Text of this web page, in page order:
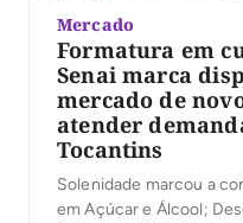
Mercado
Formatura em
Senai marca
mercado de
atender
Tocantins
Solenidade marcou a
em Açúcar e Álcool;